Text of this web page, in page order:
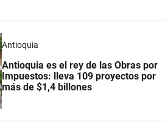
Antioquia
Antioquia es el rey de las Obras por
Impuestos: lleva 109 proyectos por
más de $1,4 billones